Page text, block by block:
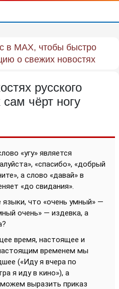
в MAX, чтобы быстро
о свежих новостях
русского
чёрт ногу
«угу» является
«спасибо», «добрый
а слово «давай» в
«до свидания».
языки, что «очень умный» —
очень» — издевка, а
время, настоящее и
временем мы
(«Иду я вчера по
я иду в кино»), а
выразить приказ